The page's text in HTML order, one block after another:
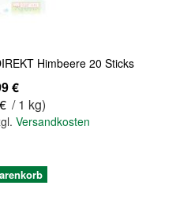
Himbeere 20 Sticks
€
/ 1 kg)
Versandkosten